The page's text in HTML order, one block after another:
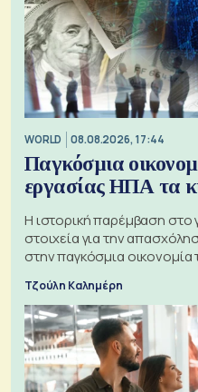
WORLD 08.08.2026, 17:44
Παγκόσμια
εργασίας ΗΠΑ τα
Η ιστορική παρέμβαση στο
στοιχεία για την
στην παγκόσμια
Τζούλη Καλημέρη